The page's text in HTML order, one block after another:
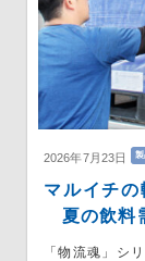
2026年7月23日
マルイチの
夏の飲料
「物流魂」シ